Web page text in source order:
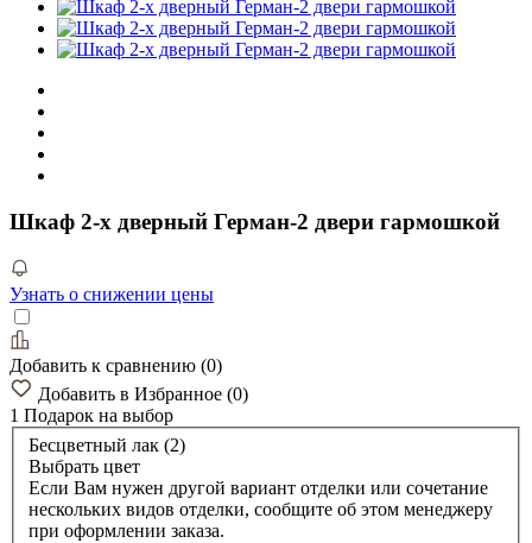
Шкаф 2-х дверный Герман-2 двери гармошкой
Узнать о снижении цены
Добавить к сравнению (0)
Добавить в Избранное (0)
1 Подарок на выбор
Бесцветный лак (2)
Выбрать цвет
Если Вам нужен другой вариант отделки или сочетание
нескольких видов отделки, сообщите об этом менеджеру
при оформлении заказа.